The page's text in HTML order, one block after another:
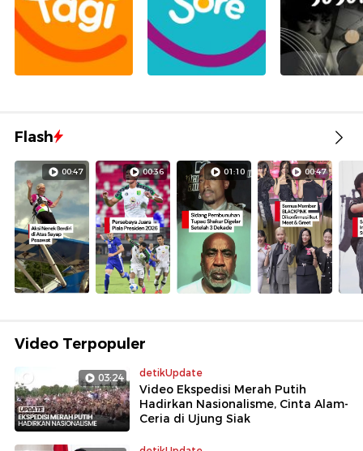
Flash
00:47 00:36 01:10 00:47
Video Terpopuler
03:24 detikUpdate
Video Ekspedisi Merah Putih
Hadirkan Nasionalisme, Cinta Alam-
Ceria di Ujung Siak